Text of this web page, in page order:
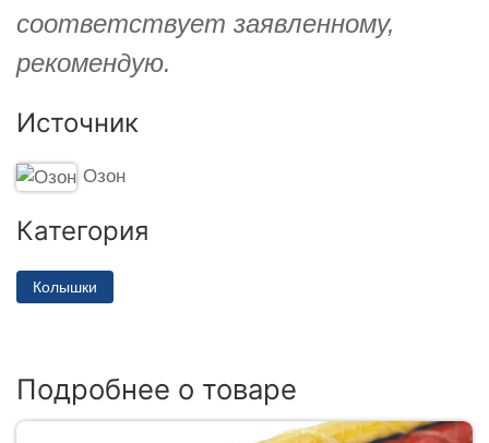
соответствует заявленному,
рекомендую.
Источник
Озон
Категория
Колышки
Подробнее о товаре